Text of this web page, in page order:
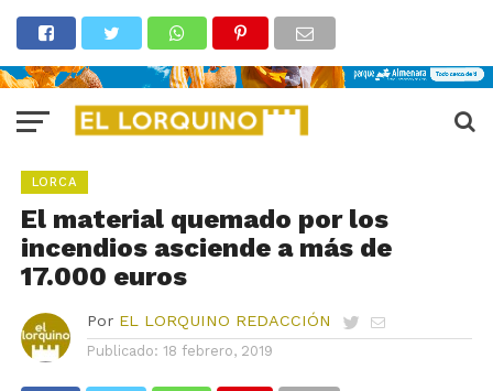
LORCA
El material quemado por los
incendios asciende a más de
17.000 euros
Por EL LORQUINO REDACCIÓN
Publicado: 18 febrero, 2019